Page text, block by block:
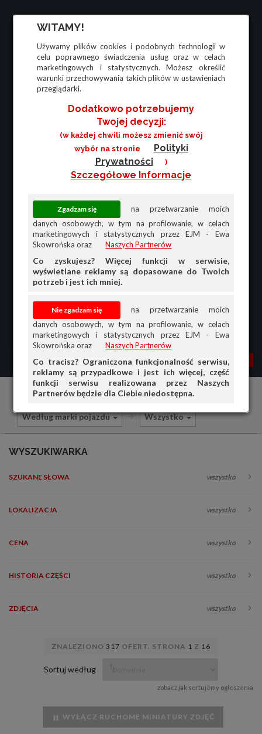
WITAMY!
Używamy plików cookies i podobnych technologii w
celu poprawnego świadczenia usług oraz w celach
marketingowych i statystycznych. Możesz określić
warunki przechowywania takich plików w ustawieniach
przeglądarki.
Dodatkowo potrzebujemy
Twojej decyzji:
(w każdej chwili możesz zmienić swój
wybór na stronie
Polityki
Prywatności
)
Szczegółowe Informacje
na przetwarzanie moich
danych osobowych, w tym na profilowanie, w celach
marketingowych i statystycznych przez EJM - Ewa
Skowrońska oraz
Naszych Partnerów
Co zyskujesz? Więcej funkcji w serwisie,
wyświetlane reklamy są dopasowane do Twoich
potrzeb i jest ich mniej.
na przetwarzanie moich
danych osobowych, w tym na profilowanie, w celach
marketingowych i statystycznych przez EJM - Ewa
Skowrońska oraz
Naszych Partnerów
Co tracisz? Ograniczona funkcjonalność serwisu,
reklamy są przypadkowe i jest ich więcej, część
funkcji serwisu realizowana przez Naszych
Partnerów będzie dla Ciebie niedostępna.
MENU MOJA AG
PRZEGLĄD
OFERTA DLA FIRM
Części i akcesoria samochodowe
Według marki pojazdu Wszystko
WYSZUKIWARKA
SZUKANE SŁOWA wszystko
LOKALIZACJA wszystko
CENA wszystko
HISTORIA CZĘŚCI wszystko
ZDJĘCIA wszystko
ZNALEZIONO 317 OFERT. STRONA 1 Z 16
Sortuj według
zobacz jak sortujemy ogłoszenia
WYŁĄCZ RUCHOME MINIATURY ZDJĘĆ